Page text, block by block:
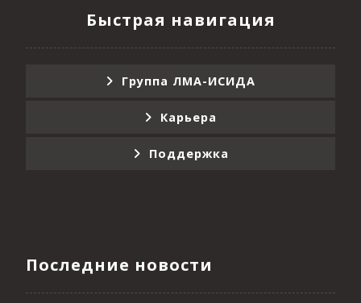
Быстрая навигация
Группа ЛМА-ИСИДА
Карьера
Поддержка
Последние новости